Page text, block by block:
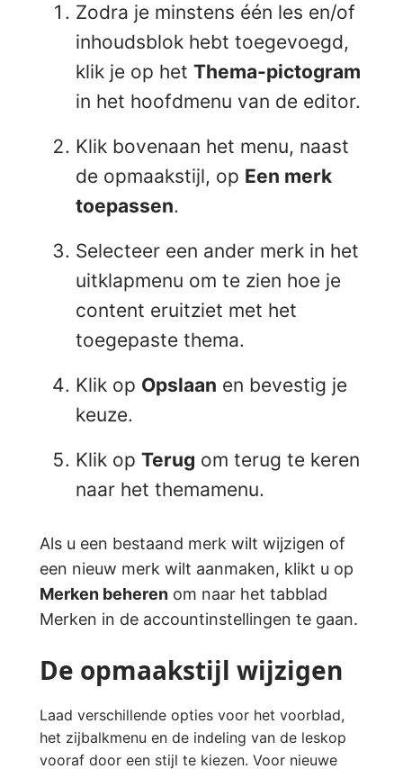
Zodra je minstens één les en/of
inhoudsblok hebt toegevoegd,
klik je op het Thema-pictogram
in het hoofdmenu van de editor.
Klik bovenaan het menu, naast
de opmaakstijl, op Een merk
toepassen.
Selecteer een ander merk in het
uitklapmenu om te zien hoe je
content eruitziet met het
toegepaste thema.
Klik op Opslaan en bevestig je
keuze.
Klik op Terug om terug te keren
naar het themamenu.
Als u een bestaand merk wilt wijzigen of
een nieuw merk wilt aanmaken, klikt u op
Merken beheren om naar het tabblad
Merken in de accountinstellingen te gaan.
De opmaakstijl wijzigen
Laad verschillende opties voor het voorblad,
het zijbalkmenu en de indeling van de leskop
vooraf door een stijl te kiezen. Voor nieuwe